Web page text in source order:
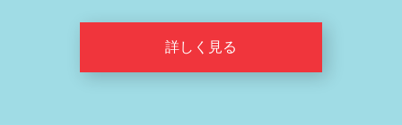
詳しく見る